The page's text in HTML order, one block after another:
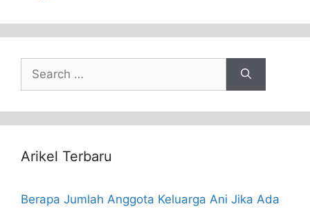
Search
for:
Arikel Terbaru
Berapa Jumlah Anggota Keluarga Ani Jika Ada